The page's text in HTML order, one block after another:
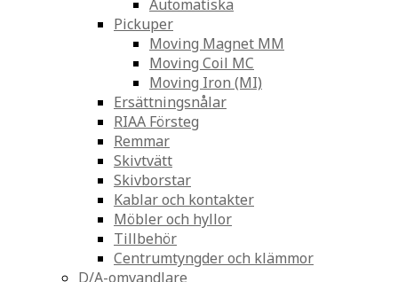
Automatiska
Pickuper
Moving Magnet MM
Moving Coil MC
Moving Iron (MI)
Ersättningsnålar
RIAA Försteg
Remmar
Skivtvätt
Skivborstar
Kablar och kontakter
Möbler och hyllor
Tillbehör
Centrumtyngder och klämmor
D/A-omvandlare